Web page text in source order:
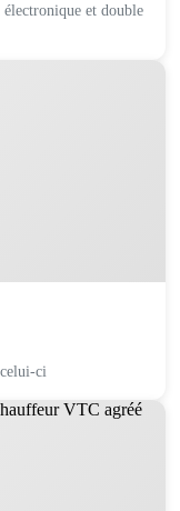
et double
ci